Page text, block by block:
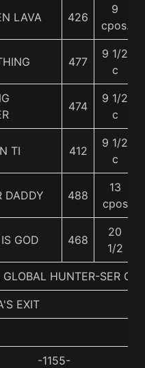
LAVA 426
9
cpos.
477
9 1/2
c
474
9 1/2
c
TI 412
9 1/2
c
DADDY 488
13
cpos
GOD 468
20
1/2
HUNTER-SER O
EXIT
-1155-